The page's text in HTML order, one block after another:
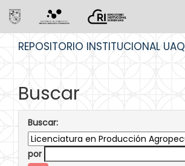
REPOSITORIO INSTITUCIONAL UAQ
Buscar
Buscar:
por